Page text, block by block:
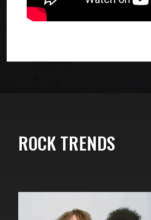
ROCK TRENDS